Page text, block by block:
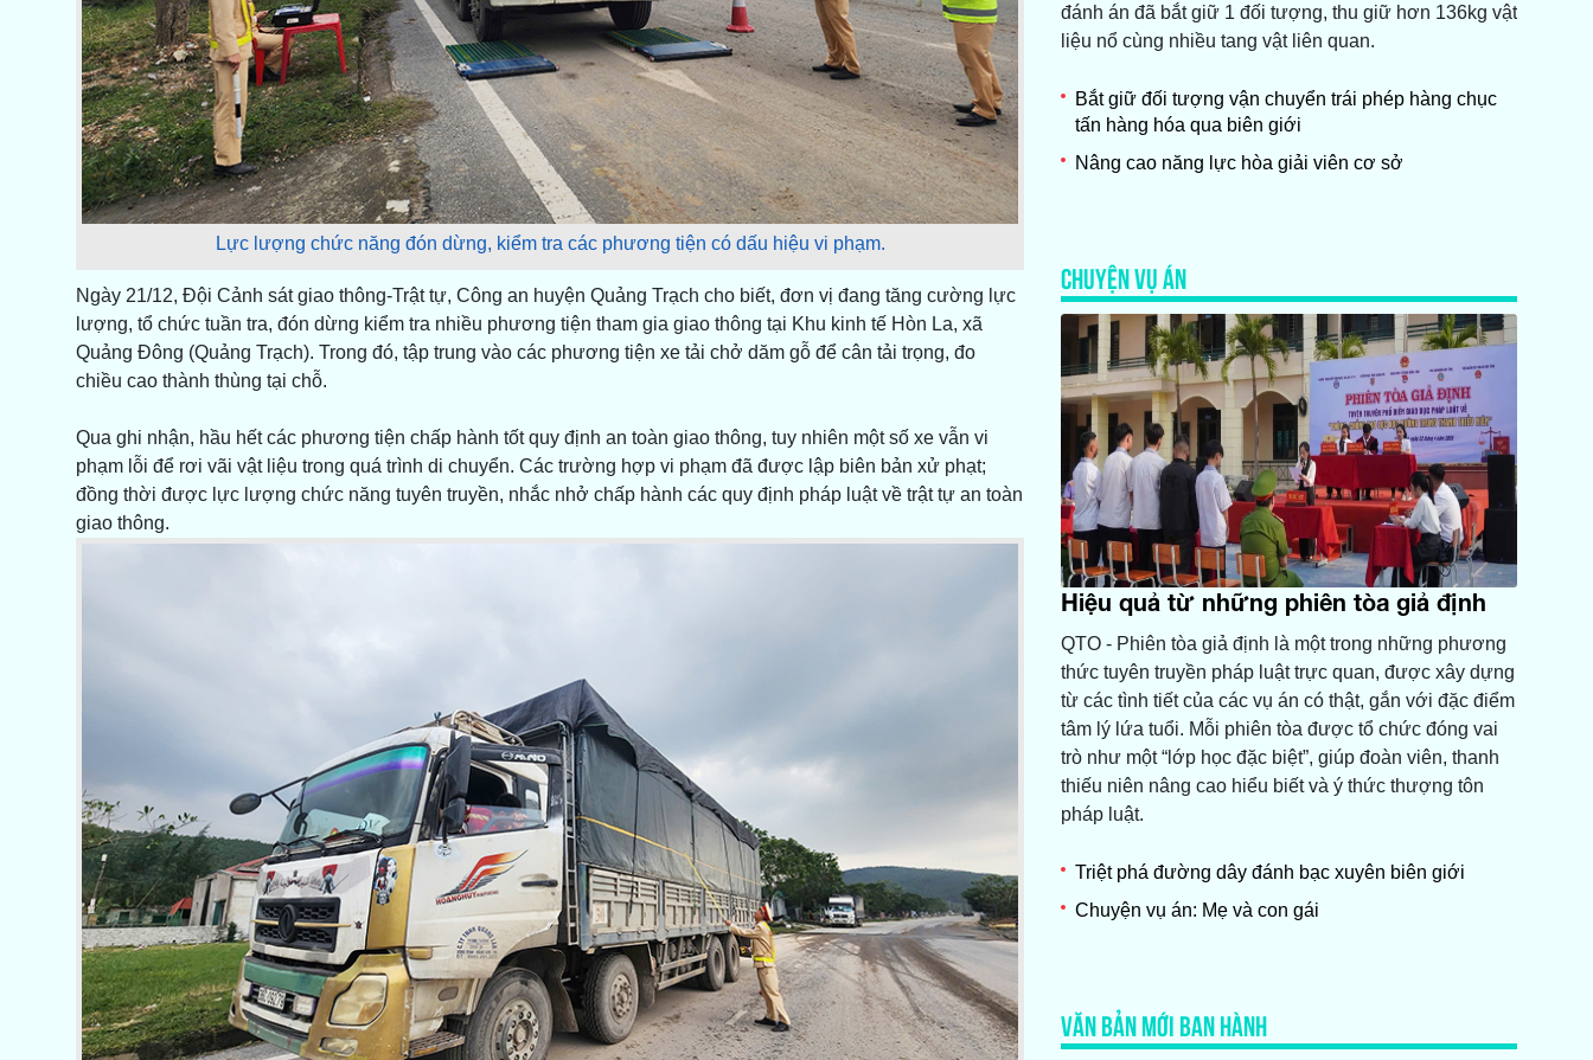
Lực lượng chức năng đón dừng, kiểm tra các phương tiện có dấu hiệu vi phạm.
Ngày 21/12, Đội Cảnh sát giao thông-Trật tự, Công an huyện Quảng Trạch cho biết, đơn vị đang tăng cường lực
lượng, tổ chức tuần tra, đón dừng kiểm tra nhiều phương tiện tham gia giao thông tại Khu kinh tế Hòn La, xã
Quảng Đông (Quảng Trạch). Trong đó, tập trung vào các phương tiện xe tải chở dăm gỗ để cân tải trọng, đo
chiều cao thành thùng tại chỗ.
Qua ghi nhận, hầu hết các phương tiện chấp hành tốt quy định an toàn giao thông, tuy nhiên một số xe vẫn vi
phạm lỗi để rơi vãi vật liệu trong quá trình di chuyển. Các trường hợp vi phạm đã được lập biên bản xử phạt;
đồng thời được lực lượng chức năng tuyên truyền, nhắc nhở chấp hành các quy định pháp luật về trật tự an toàn
giao thông.
đánh án đã bắt giữ 1 đối tượng, thu giữ hơn 136kg vật
liệu nổ cùng nhiều tang vật liên quan.
Bắt giữ đối tượng vận chuyển trái phép hàng chục
tấn hàng hóa qua biên giới
Nâng cao năng lực hòa giải viên cơ sở
CHUYỆN VỤ ÁN
Hiệu quả từ những phiên tòa giả định
QTO - Phiên tòa giả định là một trong những phương
thức tuyên truyền pháp luật trực quan, được xây dựng
từ các tình tiết của các vụ án có thật, gắn với đặc điểm
tâm lý lứa tuổi. Mỗi phiên tòa được tổ chức đóng vai
trò như một “lớp học đặc biệt”, giúp đoàn viên, thanh
thiếu niên nâng cao hiểu biết và ý thức thượng tôn
pháp luật.
Triệt phá đường dây đánh bạc xuyên biên giới
Chuyện vụ án: Mẹ và con gái
VĂN BẢN MỚI BAN HÀNH